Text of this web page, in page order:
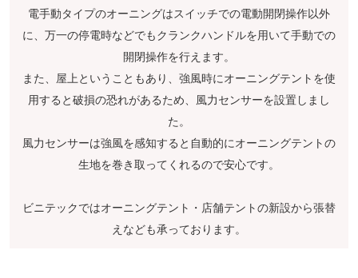
電手動タイプのオーニングはスイッチでの電動開閉操作以外
に、万一の停電時などでもクランクハンドルを用いて手動での
開閉操作を行えます。
また、屋上ということもあり、強風時にオーニングテントを使
用すると破損の恐れがあるため、風力センサーを設置しまし
た。
風力センサーは強風を感知すると自動的にオーニングテントの
生地を巻き取ってくれるので安心です。
ビニテックではオーニングテント・店舗テントの新設から張替
えなども承っております。